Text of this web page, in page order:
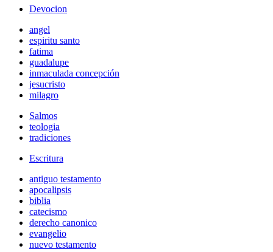
Devocion
angel
espiritu santo
fatima
guadalupe
inmaculada concepción
jesucristo
milagro
Salmos
teologia
tradiciones
Escritura
antiguo testamento
apocalipsis
biblia
catecismo
derecho canonico
evangelio
nuevo testamento